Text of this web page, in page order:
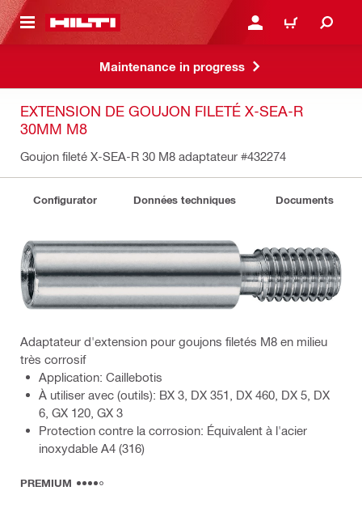
SE CONNECTER OU
PANIER
Maintenance in progress
EXTENSION DE GOUJON FILETÉ X-SEA-R
30MM M8
Goujon fileté X-SEA-R 30 M8 adaptateur #432274
Configurator Données techniques Documents
Adaptateur d'extension pour goujons filetés M8 en milieu
très corrosif
Application: Caillebotis
À utiliser avec (outils): BX 3, DX 351, DX 460, DX 5, DX
6, GX 120, GX 3
Protection contre la corrosion: Équivalent à l'acier
inoxydable A4 (316)
PREMIUM